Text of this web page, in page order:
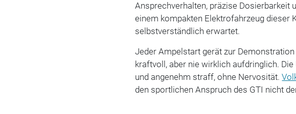
Ansprechverhalten, präzise Dosierbarkeit
einem kompakten Elektrofahrzeug dieser
selbstverständlich erwartet.
Jeder Ampelstart gerät zur
kraftvoll, aber nie wirklich aufdringlich.
und angenehm straff, ohne Nervosität.
den sportlichen Anspruch des GTI nicht